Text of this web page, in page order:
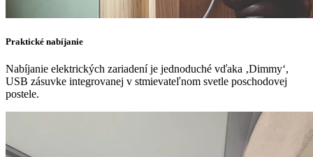
Praktické nabíjanie
Nabíjanie elektrických zariadení je jednoduché vďaka ‚Dimmy‘,
USB zásuvke integrovanej v stmievateľnom svetle poschodovej
postele.